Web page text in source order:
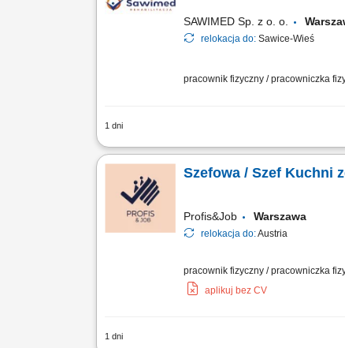
SAWIMED Sp. z o. o.
relokacja do: Sawice-Wieś
pracownik fizyczny / pracowniczka
1 dni
Opis stanowiska Przygotowywanie
Szefowa / Szef Kuchni
Profis&Job Warszawa
relokacja do:Austria
pracownik fizyczny / pracowniczka
aplikuj bez CV
1 dni